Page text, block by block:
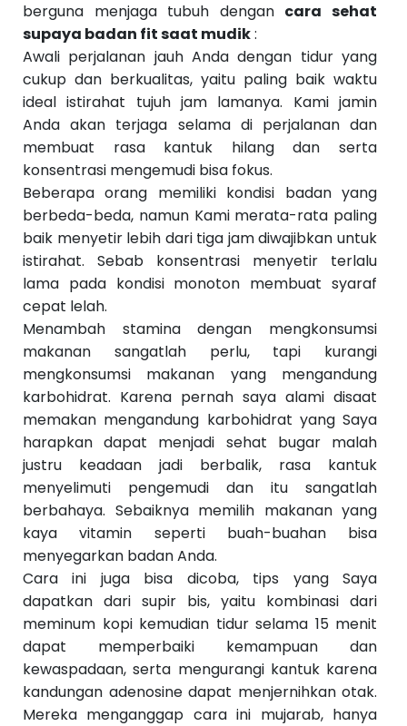
berguna menjaga tubuh dengan cara sehat
supaya badan fit saat mudik:
Awali perjalanan jauh Anda dengan tidur yang
cukup dan berkualitas, yaitu paling baik waktu
ideal istirahat tujuh jam lamanya. Kami jamin
Anda akan terjaga selama di perjalanan dan
membuat rasa kantuk hilang dan serta
konsentrasi mengemudi bisa fokus.
Beberapa orang memiliki kondisi badan yang
berbeda-beda, namun Kami merata-rata paling
baik menyetir lebih dari tiga jam diwajibkan untuk
istirahat. Sebab konsentrasi menyetir terlalu
lama pada kondisi monoton membuat syaraf
cepat lelah.
Menambah stamina dengan mengkonsumsi
makanan sangatlah perlu, tapi kurangi
mengkonsumsi makanan yang mengandung
karbohidrat. Karena pernah saya alami disaat
memakan mengandung karbohidrat yang Saya
harapkan dapat menjadi sehat bugar malah
justru keadaan jadi berbalik, rasa kantuk
menyelimuti pengemudi dan itu sangatlah
berbahaya. Sebaiknya memilih makanan yang
kaya vitamin seperti buah-buahan bisa
menyegarkan badan Anda.
Cara ini juga bisa dicoba, tips yang Saya
dapatkan dari supir bis, yaitu kombinasi dari
meminum kopi kemudian tidur selama 15 menit
dapat memperbaiki kemampuan dan
kewaspadaan, serta mengurangi kantuk karena
kandungan adenosine dapat menjernihkan otak.
Mereka menganggap cara ini mujarab, hanya